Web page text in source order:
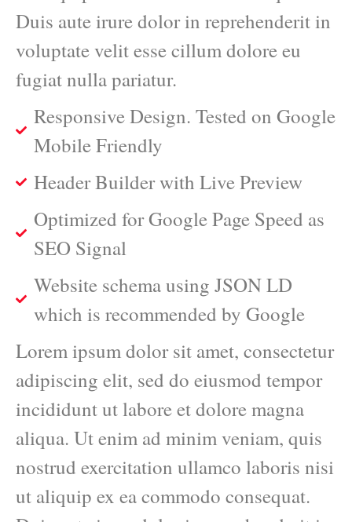
Duis aute irure dolor in reprehenderit in
voluptate velit esse cillum dolore eu
fugiat nulla pariatur.
Responsive Design. Tested on Google
Mobile Friendly
Header Builder with Live Preview
Optimized for Google Page Speed as
SEO Signal
Website schema using JSON LD
which is recommended by Google
Lorem ipsum dolor sit amet, consectetur
adipiscing elit, sed do eiusmod tempor
incididunt ut labore et dolore magna
aliqua. Ut enim ad minim veniam, quis
nostrud exercitation ullamco laboris nisi
ut aliquip ex ea commodo consequat.